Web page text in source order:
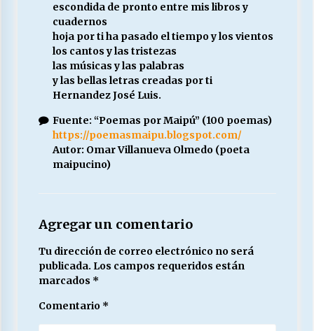
escondida de pronto entre mis libros y
cuadernos
hoja por ti ha pasado el tiempo y los vientos
los cantos y las tristezas
las músicas y las palabras
y las bellas letras creadas por ti
Hernandez José Luis.
Fuente: “Poemas por Maipú” (100 poemas)
https://poemasmaipu.blogspot.com/
Autor: Omar Villanueva Olmedo (poeta
maipucino)
Agregar un comentario
Tu dirección de correo electrónico no será
publicada. Los campos requeridos están
marcados *
Comentario *